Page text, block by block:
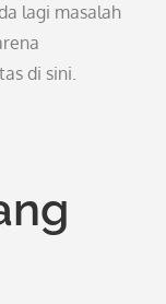
lagi masalah
di sini.